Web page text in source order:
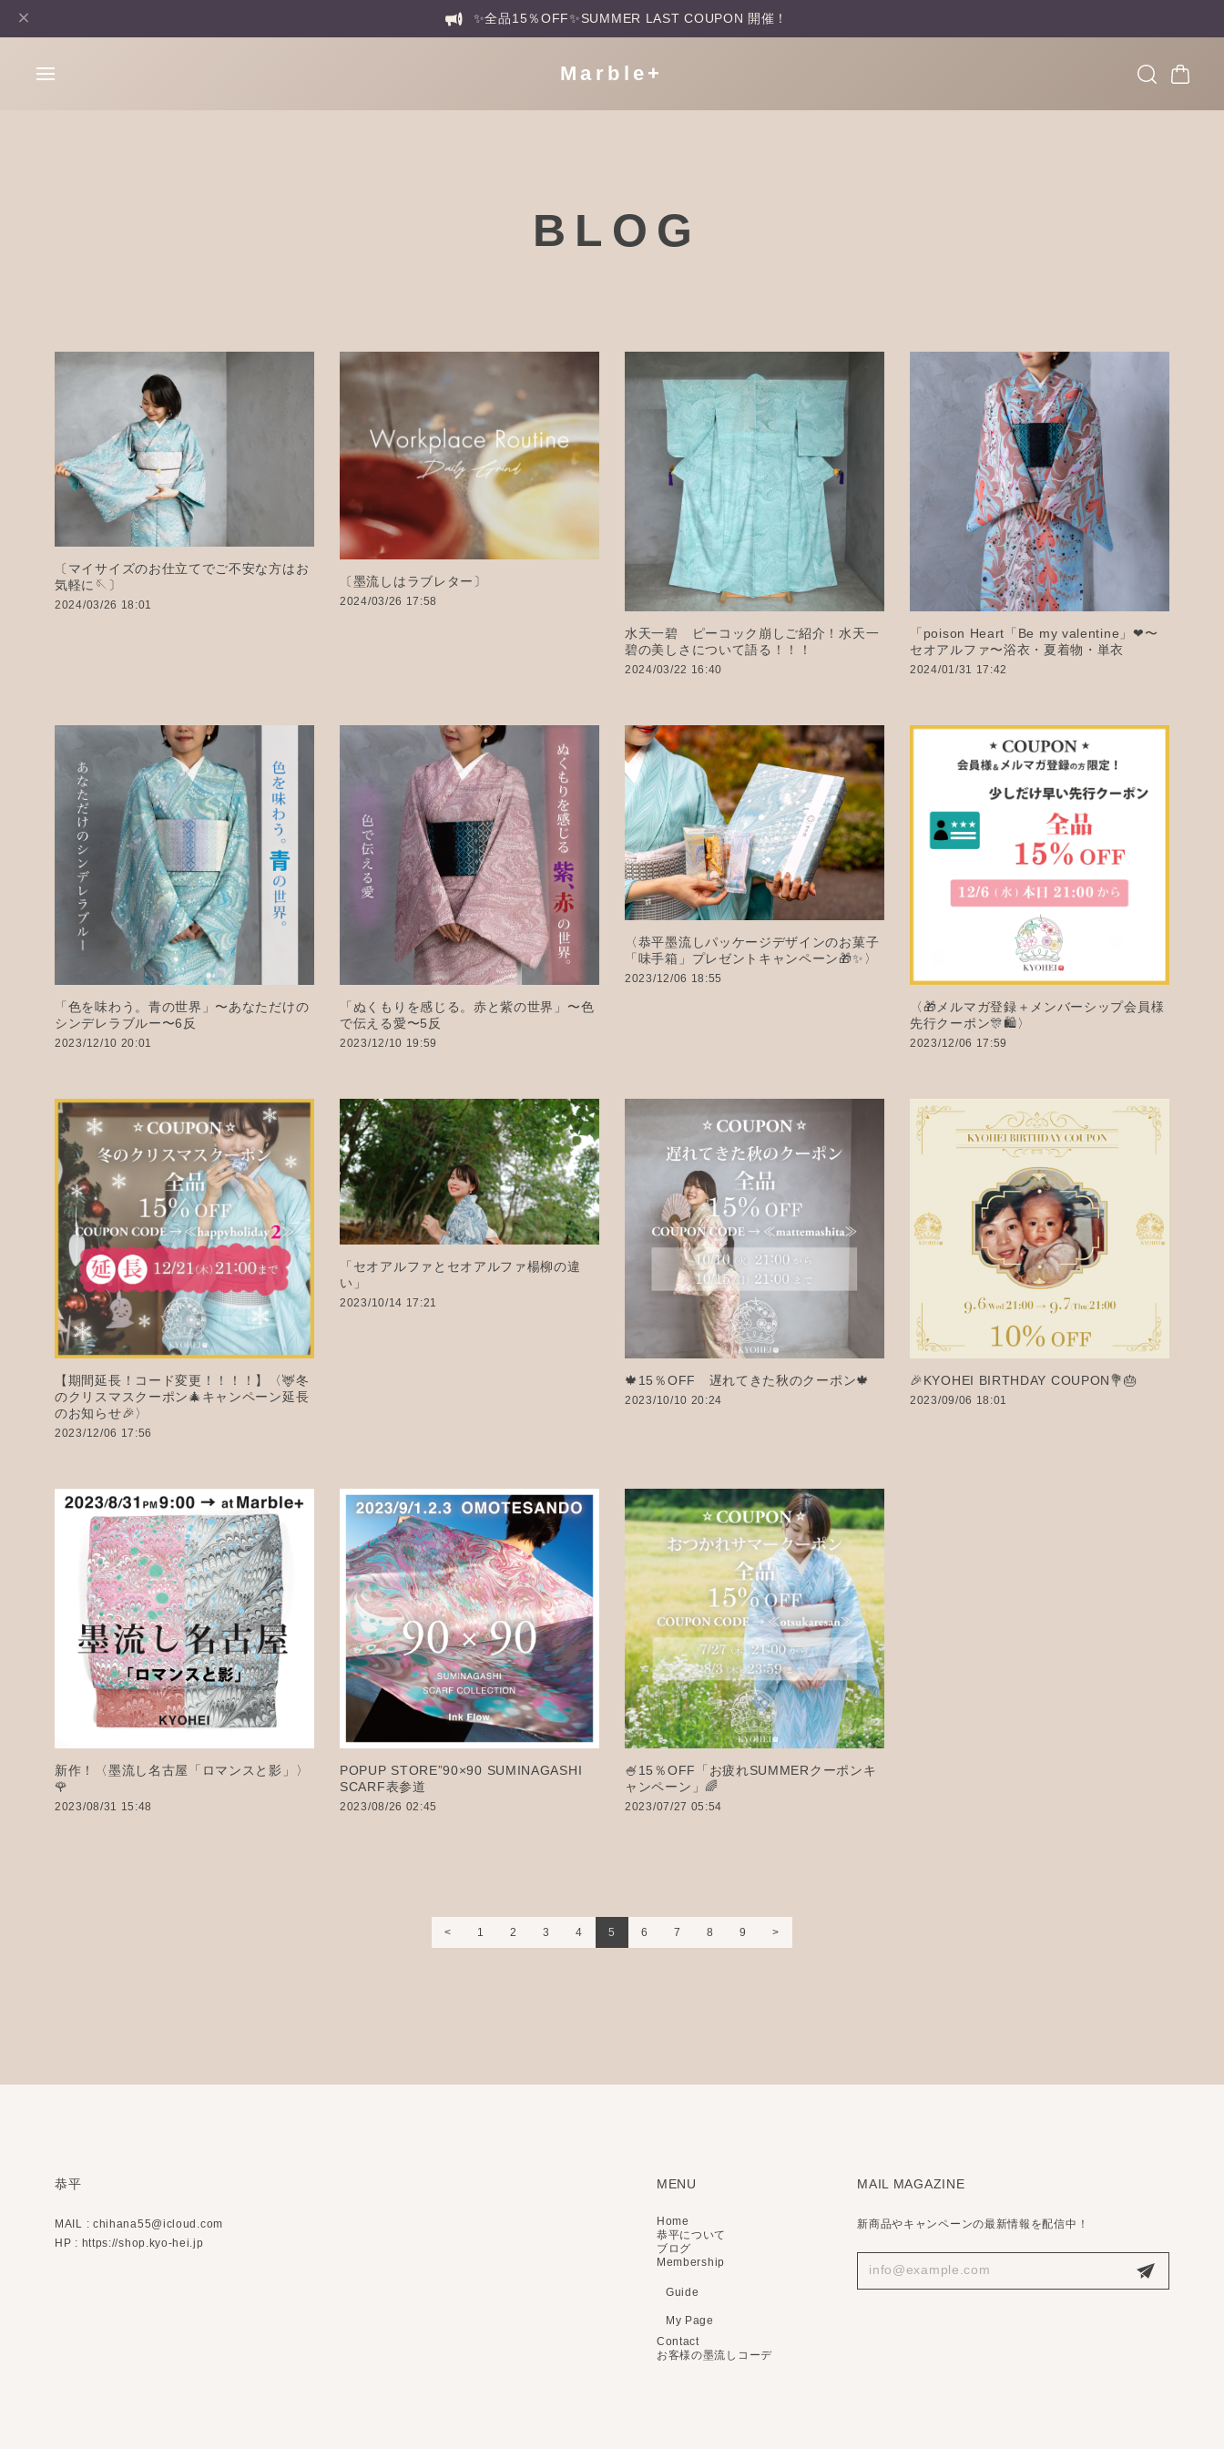
✨全品15％OFF✨SUMMER LAST COUPON 開催！
Marble+
BLOG
〔マイサイズのお仕立てでご不安な方はお
気軽に🪡〕
2024/03/26 18:01
〔墨流しはラブレター〕
2024/03/26 17:58
水天一碧 ピーコック崩しご紹介！水天一
碧の美しさについて語る！！！
2024/03/22 16:40
「poison Heart「Be my valentine」❤︎〜
セオアルファ〜浴衣・夏着物・単衣
2024/01/31 17:42
「色を味わう。青の世界」〜あなただけの
シンデレラブルー〜6反
2023/12/10 20:01
「ぬくもりを感じる。赤と紫の世界」〜色
で伝える愛〜5反
2023/12/10 19:59
〈恭平墨流しパッケージデザインのお菓子
「味手箱」プレゼントキャンペーン🎁✨〉
2023/12/06 18:55
〈🎁メルマガ登録＋メンバーシップ会員様
先行クーポン🎊🛍️〉
2023/12/06 17:59
【期間延長！コード変更！！！！】〈🦌冬
のクリスマスクーポン🎄キャンペーン延長
のお知らせ🎉〉
2023/12/06 17:56
「セオアルファとセオアルファ楊柳の違
い」
2023/10/14 17:21
🍁15％OFF 遅れてきた秋のクーポン🍁
2023/10/10 20:24
🎉KYOHEI BIRTHDAY COUPON💐🎂
2023/09/06 18:01
新作！〈墨流し名古屋「ロマンスと影」〉
🌹
2023/08/31 15:48
POPUP STORE”90×90 SUMINAGASHI
SCARF表参道
2023/08/26 02:45
🍧15％OFF「お疲れSUMMERクーポンキ
ャンペーン」🌈
2023/07/27 05:54
1 2 3 4 5 6 7 8 9
恭平
MAIL : chihana55@icloud.com
HP : https://shop.kyo-hei.jp
MENU
Home
恭平について
ブログ
Membership
Guide
My Page
Contact
お客様の墨流しコーデ
MAIL MAGAZINE
新商品やキャンペーンの最新情報を配信中！